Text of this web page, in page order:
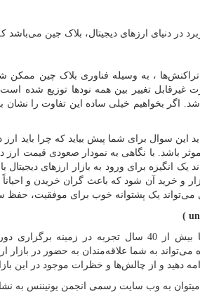
در دنیای ارزهای دیجیتال، بلاک جین می‌باشد
تراکنش‌ها ، به وسیله فناوری بلاک چین
تغییر بین همه نودها توزیع شده
اگر بخواهیم خیلی ساده این تفاوت را نشان
این سوال برای شما پیش بیاید که چرا باید ارز
باشد. با نگاهی به نمودار صعودی قیمت ارز
یک انگیزه برای ورود به بازار ارزهای
و خرید آن شود که باعث گران خریدن و
می‌تواند یک پشتوانه خوب برای موفقیت، حفظ
(
) با بیش از 40 سال تجربه در زمینه
به شما علاقه‌مندان به حضور در بازار
و از چالش‌ها و خظرات موجود در این بازار
به وب سایت رسمی انجمن یونیننس به